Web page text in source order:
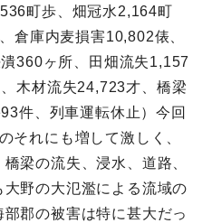
町歩、畑冠水2,164町
倉庫内麦損害10,802俵、
360ヶ所、田畑流失1,157
木材流失24,723才、橋梁
件、列車運転休止）今回
それにも増して激しく、
梁の流失、浸水、道路、
野の大氾濫による流域の
郡の被害は特に甚大だっ